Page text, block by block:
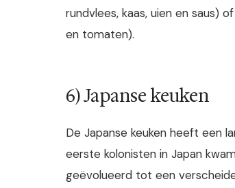
rundvlees, kaas, uien en saus)
en tomaten).
6) Japanse keuken
De Japanse keuken heeft een
eerste kolonisten in Japan
geëvolueerd tot een